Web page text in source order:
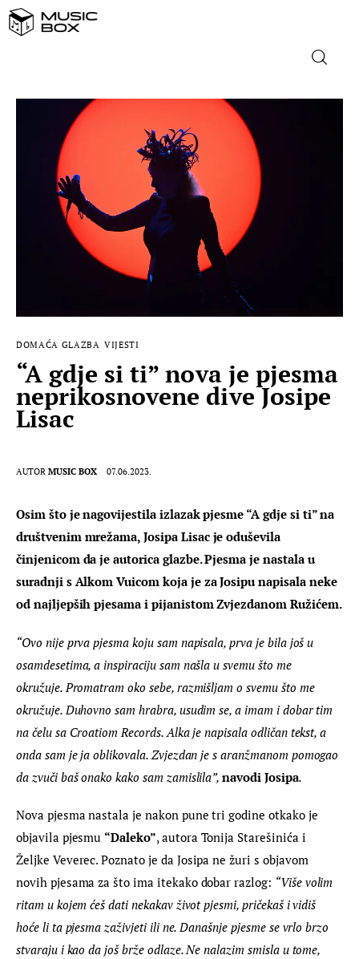
NASLOVNICA
DOMAĆA GLAZBA
STRANA GLAZBA
FILM
MUSIC BOX
DOMAĆA GLAZBA VIJESTI
“A gdje si ti” nova je pjesma
neprikosnovene dive Josipe
Lisac
AUTOR MUSIC BOX 07.06.2023.
Osim što je nagovijestila izlazak pjesme “A gdje si ti” na
društvenim mrežama, Josipa Lisac je oduševila
činjenicom da je autorica glazbe. Pjesma je nastala u
suradnji s Alkom Vuicom koja je za Josipu napisala neke
od najljepših pjesama i pijanistom Zvjezdanom Ružićem.
“Ovo nije prva pjesma koju sam napisala, prva je bila još u
osamdesetima, a inspiraciju sam našla u svemu što me
okružuje. Promatram oko sebe, razmišljam o svemu što me
okružuje. Duhovno sam hrabra, usudim se, a imam i dobar tim
na čelu sa Croatiom Records. Alka je napisala odličan tekst, a
onda sam je ja oblikovala. Zvjezdan je s aranžmanom pomogao
da zvuči baš onako kako sam zamislila”, navodi Josipa.
Nova pjesma nastala je nakon pune tri godine otkako je
objavila pjesmu “Daleko”, autora Tonija Starešinića i
Željke Veverec. Poznato je da Josipa ne žuri s objavom
novih pjesama za što ima itekako dobar razlog: “Više volim
ritam u kojem ćeš dati nekakav život pjesmi, pričekaš i vidiš
hoće li ta pjesma zaživjeti ili ne. Današnje pjesme se vrlo brzo
stvaraju i kao da još brže odlaze. Ne nalazim smisla u tome,